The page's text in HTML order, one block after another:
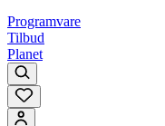
Programvare
Tilbud
Planet